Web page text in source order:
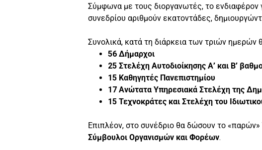
Σύμφωνα με τους διοργανωτές, το ενδιαφέρον
συνεδρίου αριθμούν εκατοντάδες,
Συνολικά, κατά τη διάρκεια των τριών ημερών
56 Δήμαρχοι
25 Στελέχη Αυτοδιοίκησης Α’ και Β’
15 Καθηγητές Πανεπιστημίου
17 Ανώτατα Υπηρεσιακά Στελέχη της
15 Τεχνοκράτες και Στελέχη του
Επιπλέον, στο συνέδριο θα δώσουν το «παρών»
Σύμβουλοι Οργανισμών και Φορέων.